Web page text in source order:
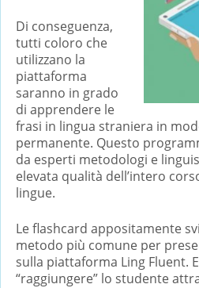
Di conseguenza,
tutti coloro che
utilizzano la
piattaforma
saranno in grado
di apprendere le
frasi in lingua straniera in
permanente. Questo
da esperti metodologi e
elevata qualità dell’intero
lingue.
Le flashcard appositamente
metodo più comune per
sulla piattaforma Ling Fluent.
“raggiungere” lo studente